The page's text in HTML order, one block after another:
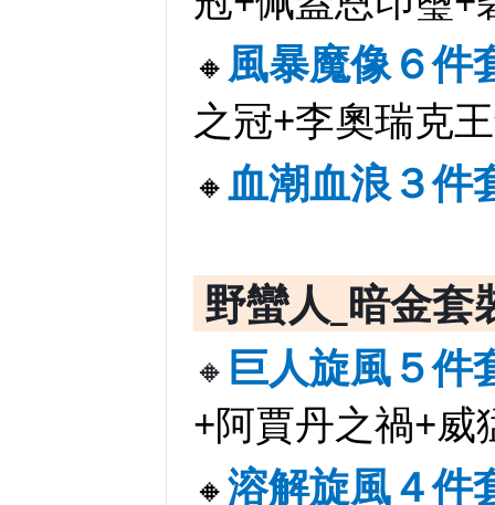
🔸風暴魔像６件
之冠+李奧瑞克
🔸血潮血浪３件
野蠻人_暗金
🔸 巨人旋風５件
+阿賈丹之禍+威
🔸溶解旋風４件